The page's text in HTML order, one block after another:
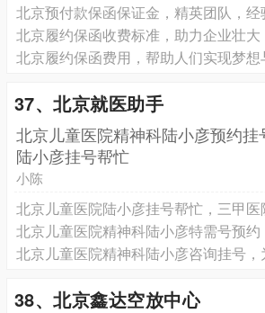
北京预付款保函保证金，精英团队，经
北京履约保函收费标准，助力企业壮
北京履约保函费用，帮助人们实现梦想
37、北京就医助手
北京儿童医院精神科陆小彦预约
陆小彦挂号帮忙
小陈
北京儿童医院陆小彦挂号帮忙，三甲医
38、北京鑫达空放中心